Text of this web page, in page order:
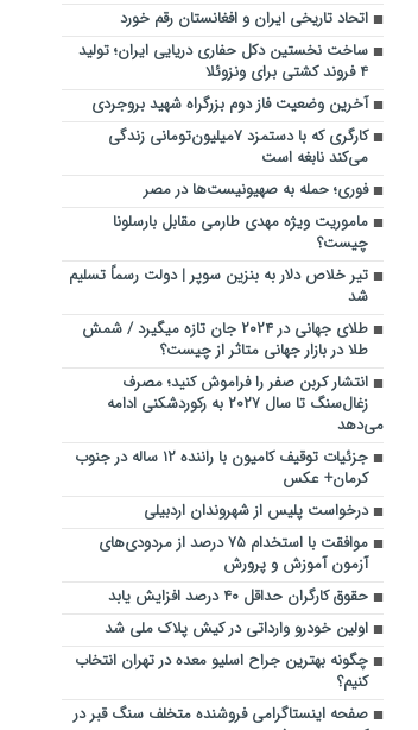
اتحاد تاریخی ایران و افغانستان رقم خورد
ساخت نخستین دکل حفاری دریایی ایران؛ تولید
۴ فروند کشتی برای ونزوئلا
آخرین وضعیت فاز دوم بزرگراه شهید بروجردی
کارگری که با دستمزد ۷میلیون‌تومانی زندگی
می‌کند نابغه است
فوری؛ حمله به صهیونیست‌ها در مصر
ماموریت ویژه مهدی طارمی مقابل بارسلونا
چیست؟
تیر خلاص دلار به بنزین سوپر | دولت رسماً تسلیم
شد
طلای جهانی در ۲۰۲۴ جان تازه میگیرد / شمش
طلا در بازار جهانی متاثر از چیست؟
انتشار کربن صفر را فراموش کنید؛ مصرف
زغال‌سنگ تا سال ۲۰۲۷ به رکوردشکنی ادامه
می‌دهد
جزئیات توقیف کامیون با راننده ۱۲ ساله در جنوب
کرمان+ عکس
درخواست پلیس از شهروندان اردبیلی
موافقت با استخدام ۷۵ درصد از مردودی‌های
آزمون آموزش و پرورش
حقوق کارگران حداقل ۴۰ درصد افزایش یابد
اولین خودرو وارداتی در کیش پلاک ملی شد
چگونه بهترین جراح اسلیو معده در تهران انتخاب
کنیم؟
صفحه اینستاگرامی فروشنده متخلف سنگ قبر در